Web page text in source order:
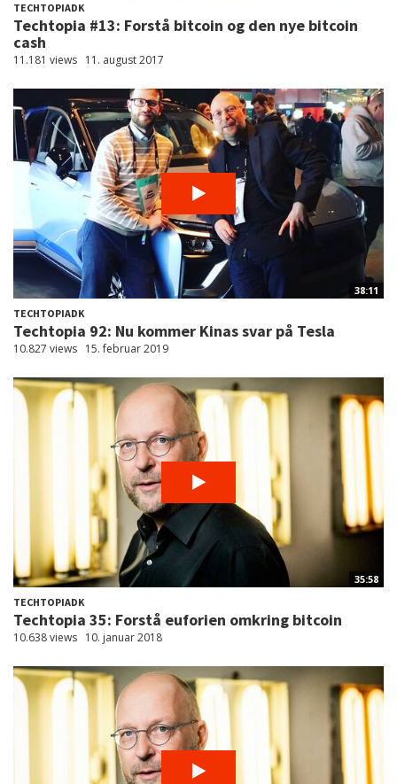
TECHTOPIADK
Techtopia #13: Forstå bitcoin og den nye bitcoin
cash
11.181 views 11. august 2017
38:11
TECHTOPIADK
Techtopia 92: Nu kommer Kinas svar på Tesla
10.827 views 15. februar 2019
35:58
TECHTOPIADK
Techtopia 35: Forstå euforien omkring bitcoin
10.638 views 10. januar 2018